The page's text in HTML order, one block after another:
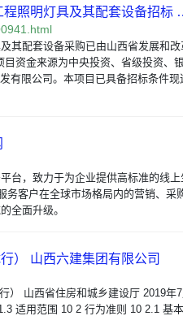
程照明灯具及其配套设备招标
其配套设备采购已由山西省发展和改
目资金来源为中央投资、省级投资、
有限公司。本项目已具备招标条件现
台，致力于为企业提供高标准的线上
务客户在全球市场格局内的营销、采
全面升级。
） 山西六建集团有限公司
） 山西省住房和城乡建设厅 2019年
适用范围 10 2 行为准则 10 2.1 基